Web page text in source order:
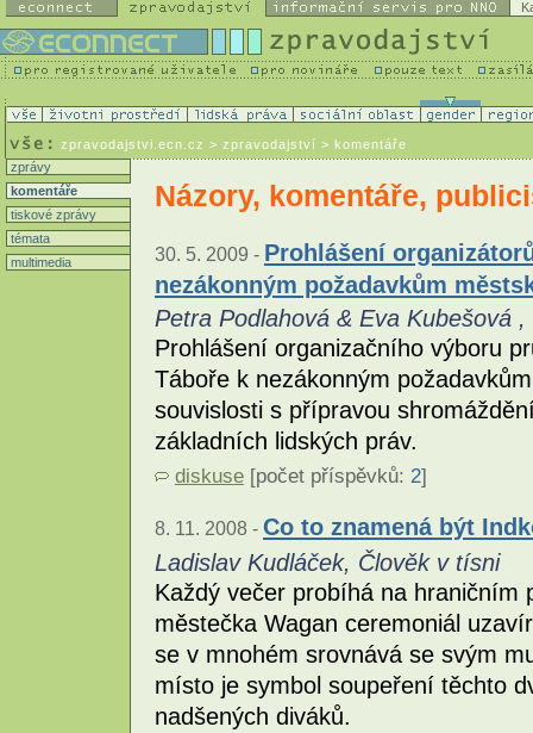
zpravodajstvi.ecn.cz > zpravodajství > komentáře
zprávy
komentáře
tiskové zprávy
témata
multimedia
Názory, komentáře,
30. 5. 2009 - Prohlášení
nezákonným požadavkům
Petra Podlahová & Eva Kubešová
Prohlášení organizačního výboru
Táboře k nezákonným
souvislosti s přípravou
základních lidských práv.
diskuse [počet příspěvků: 2]
8. 11. 2008 - Co to znamená být
Ladislav Kudláček, Člověk v tísni
Každý večer probíhá na hraničním
městečka Wagan ceremoniál
se v mnohém srovnává se svým
místo je symbol soupeření těchto
nadšených diváků.